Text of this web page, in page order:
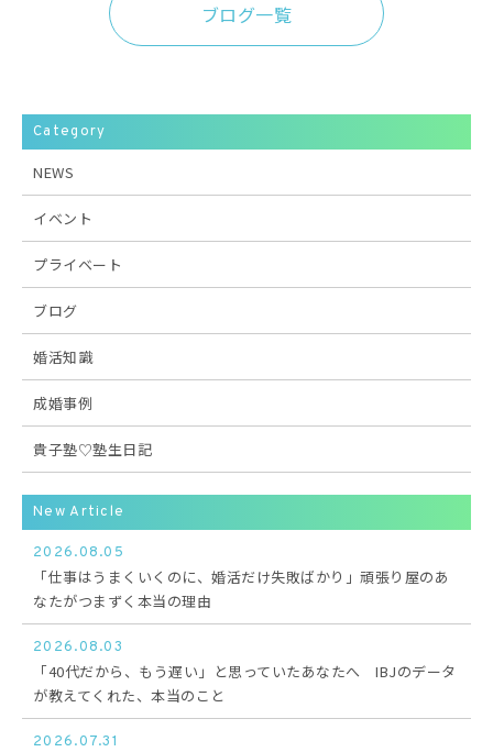
ブログ一覧
Category
NEWS
イベント
プライベート
ブログ
婚活知識
成婚事例
貴子塾♡塾生日記
New Article
2026.08.05
「仕事はうまくいくのに、婚活だけ失敗ばかり」頑張り屋のあ
なたがつまずく本当の理由
2026.08.03
「40代だから、もう遅い」と思っていたあなたへ IBJのデータ
が教えてくれた、本当のこと
2026.07.31